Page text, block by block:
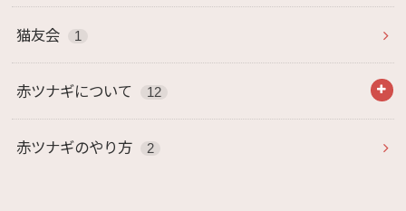
猫友会 1
赤ツナギについて 12
赤ツナギのやり方 2